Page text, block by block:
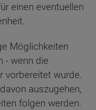
einen eventuellen
Möglichkeiten
- wenn die
vorbereitet wurde.
auszugehen,
folgen werden.